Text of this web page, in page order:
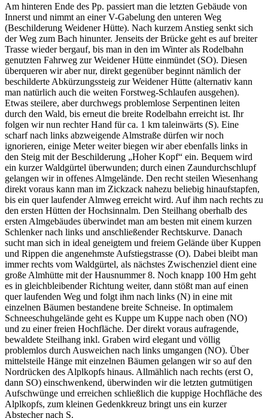
Am hinteren Ende des Pp. passiert man die letzten Gebäude von
Innerst und nimmt an einer V-Gabelung den unteren Weg
(Beschilderung Weidener Hütte). Nach kurzem Anstieg senkt sich
der Weg zum Bach hinunter. Jenseits der Brücke geht es auf breiter
Trasse wieder bergauf, bis man in den im Winter als Rodelbahn
genutzten Fahrweg zur Weidener Hütte einmündet (SO). Diesen
überqueren wir aber nur, direkt gegenüber beginnt nämlich der
beschilderte Abkürzungssteig zur Weidener Hütte (alternativ kann
man natürlich auch die weiten Forstweg-Schlaufen ausgehen).
Etwas steilere, aber durchwegs problemlose Serpentinen leiten
durch den Wald, bis erneut die breite Rodelbahn erreicht ist. Ihr
folgen wir nun rechter Hand für ca. 1 km taleinwärts (S). Eine
scharf nach links abzweigende Almstraße dürfen wir noch
ignorieren, einige Meter weiter biegen wir aber ebenfalls links in
den Steig mit der Beschilderung „Hoher Kopf“ ein. Bequem wird
ein kurzer Waldgürtel überwunden; durch einen Zaundurchschlupf
gelangen wir in offenes Almgelände. Den recht steilen Wiesenhang
direkt voraus kann man im Zickzack nahezu beliebig hinaufstapfen,
bis ein quer laufender Almweg erreicht wird. Auf ihm nach rechts zu
den ersten Hütten der Hochsinnalm. Den Steilhang oberhalb des
ersten Almgebäudes überwindet man am besten mit einem kurzen
Schlenker nach links und anschließender Rechtskurve. Danach
sucht man sich in ideal geneigtem und freiem Gelände über Kuppen
und Rippen die angenehmste Aufstiegstrasse (O). Dabei bleibt man
immer rechts vom Waldgürtel, als nächstes Zwischenziel dient eine
große Almhütte mit der Hausnummer 8. Noch knapp 100 Hm geht
es in gleichbleibender Richtung weiter, dann stößt man auf einen
quer laufenden Weg und folgt ihm nach links (N) in eine mit
einzelnen Bäumen bestandene breite Schneise. In optimalem
Schneeschuhgelände geht es Kuppe um Kuppe nach oben (NO)
und zu einer freien Hochfläche. Der direkt voraus aufragende,
bewaldete Steilhang inkl. Graben wird elegant und völlig
problemlos durch Ausweichen nach links umgangen (NO). Über
mittelsteile Hänge mit einzelnen Bäumen gelangen wir so auf den
Nordrücken des Alplkopfs hinaus. Allmählich nach rechts (erst O,
dann SO) einschwenkend, überwinden wir die letzten gutmütigen
Aufschwünge und erreichen schließlich die kuppige Hochfläche des
Alplkopfs, zum kleinen Gedenkkreuz bringt uns ein kurzer
Abstecher nach S.